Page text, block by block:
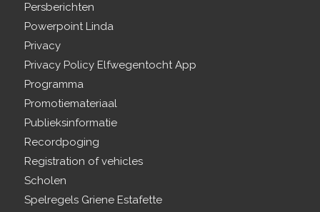
Persberichten
Powerpoint Linda
Privacy
Privacy Policy Elfwegentocht App
Programma
Promotiemateriaal
Publieksinformatie
Recordpoging
Registration of vehicles
Scholen
Spelregels Griene Estafette